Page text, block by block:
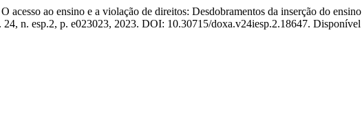
ao ensino e a violação de direitos: Desdobramentos da inserção do
24, n. esp.2, p. e023023, 2023. DOI: 10.30715/doxa.v24iesp.2.18647.